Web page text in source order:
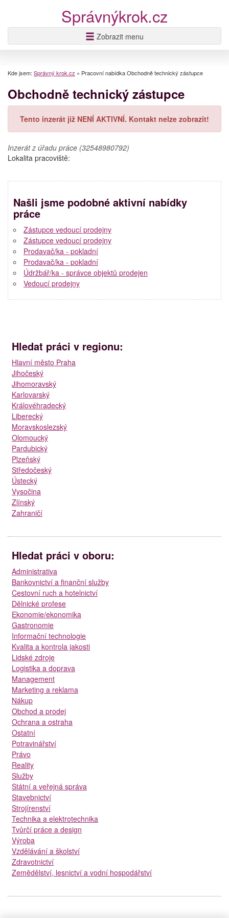
Správnýkrok.cz
Zobrazit menu
Kde jsem: Správný krok.cz » Pracovní nabídka Obchodně technický zástupce
Obchodně technický zástupce
Tento inzerát již NENÍ AKTIVNÍ. Kontakt nelze zobrazit!
Inzerát z úřadu práce (32548980792)
Lokalita pracoviště:
Našli jsme podobné aktivní nabídky
práce
Zástupce vedoucí prodejny
Zástupce vedoucí prodejny
Prodavač/ka - pokladní
Prodavač/ka - pokladní
Údržbář/ka - správce objektů prodejen
Vedoucí prodejny
Hledat práci v regionu:
Hlavní město Praha
Jihočeský
Jihomoravský
Karlovarský
Královéhradecký
Liberecký
Moravskoslezský
Olomoucký
Pardubický
Plzeňský
Středočeský
Ústecký
Vysočina
Zlínský
Zahraničí
Hledat práci v oboru:
Administrativa
Bankovnictví a finanční služby
Cestovní ruch a hotelnictví
Dělnické profese
Ekonomie/ekonomika
Gastronomie
Informační technologie
Kvalita a kontrola jakosti
Lidské zdroje
Logistika a doprava
Management
Marketing a reklama
Nákup
Obchod a prodej
Ochrana a ostraha
Ostatní
Potravinářství
Právo
Reality
Služby
Státní a veřejná správa
Stavebnictví
Strojírenství
Technika a elektrotechnika
Tvůrčí práce a design
Výroba
Vzdělávání a školství
Zdravotnictví
Zemědělství, lesnictví a vodní hospodářství